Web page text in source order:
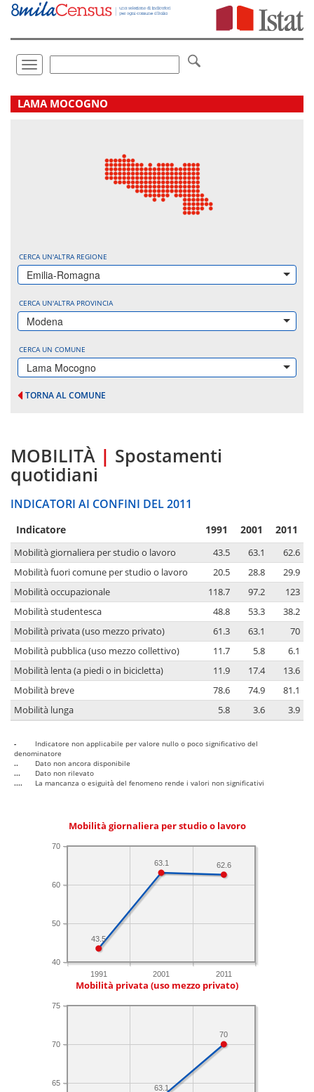
Vai
direttamente
Toggle
navigation
LAMA MOCOGNO
CERCA UN'ALTRA REGIONE
Emilia-Romagna
CERCA UN'ALTRA PROVINCIA
Modena
CERCA UN COMUNE
Lama Mocogno
TORNA AL COMUNE
MOBILITÀ | Spostamenti
quotidiani
INDICATORI AI CONFINI DEL 2011
Indicatore 1991 2001 2011
Mobilità giornaliera per studio o lavoro 43.5 63.1
62.6
Mobilità fuori comune per studio o lavoro
20.5 28.8
29.9
Mobilità occupazionale
118.7 97.2
123
Mobilità studentesca
48.8 53.3
38.2
Mobilità privata (uso mezzo privato)
61.3 63.1
70
Mobilità pubblica (uso mezzo collettivo)
11.7 5.8
6.1
Mobilità lenta (a piedi o in bicicletta)
11.9 17.4
13.6
Mobilità breve
78.6 74.9
81.1
Mobilità lunga
5.8 3.6 3.9
-
Indicatore non applicabile per valore nullo o poco significativo del
denominatore
..
Dato non ancora disponibile
...
Dato non rilevato
....
La mancanza o esiguità del fenomeno rende i valori non significativi
Mobilità giornaliera per studio o lavoro
1991 2001 2011
40
50
60
70
62.6
63.1
43.5
Mobilità privata (uso mezzo privato)
65
70
75
70
63.1